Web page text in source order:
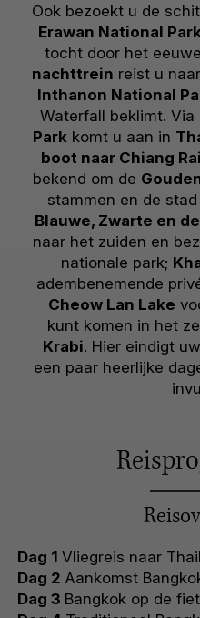
Ook bezoekt u de
Erawan National
tocht door het
nachttrein reist u naar
Inthanon National
Waterfall beklimt. Via
Parkkomt u aan in
boot naar Chiang Rai
bekend om de
stammen en de
Blauwe, Zwarte en
naar het zuiden en
nationale park;
adembenemende
Cheow Lan Lake
kunt komen in het
Krabi. Hier eindigt
een paar heerlijke
Dag 1 Vliegreis naar
Dag 2 Aankomst
Dag 3 Bangkok op de